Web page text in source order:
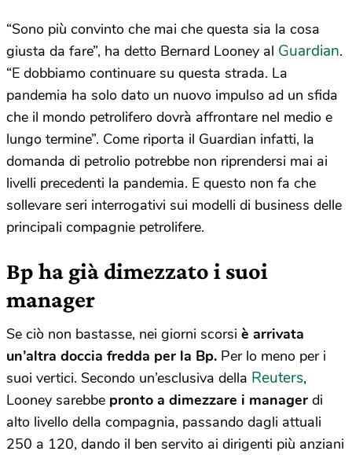
“Sono più convinto che mai che questa sia la cosa
giusta da fare”, ha detto Bernard Looney al Guardian.
“E dobbiamo continuare su questa strada. La
pandemia ha solo dato un nuovo impulso ad un sfida
che il mondo petrolifero dovrà affrontare nel medio e
lungo termine”. Come riporta il Guardian infatti, la
domanda di petrolio potrebbe non riprendersi mai ai
livelli precedenti la pandemia. E questo non fa che
sollevare seri interrogativi sui modelli di business delle
principali compagnie petrolifere.
Bp ha già dimezzato i suoi
manager
Se ciò non bastasse, nei giorni scorsi è arrivata
un’altra doccia fredda per la Bp. Per lo meno per i
suoi vertici. Secondo un’esclusiva della Reuters,
Looney sarebbe pronto a dimezzare i manager di
alto livello della compagnia, passando dagli attuali
250 a 120, dando il ben servito ai dirigenti più anziani